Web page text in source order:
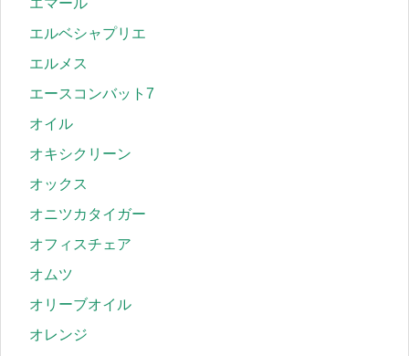
エマール
エルベシャプリエ
エルメス
エースコンバット7
オイル
オキシクリーン
オックス
オニツカタイガー
オフィスチェア
オムツ
オリーブオイル
オレンジ